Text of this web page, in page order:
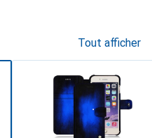
Tout afficher